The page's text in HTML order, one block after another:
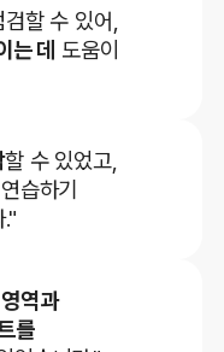
할 수 있어,
는 데 도움이
할 수 있었고,
습하기
역과
를